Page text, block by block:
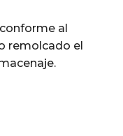
al
remolcado el